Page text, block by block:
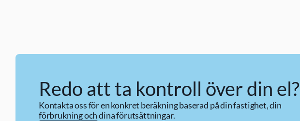
Redo att ta kontroll över din el?
Kontakta oss för en konkret beräkning baserad på din fastighet, din
förbrukning och dina förutsättningar.